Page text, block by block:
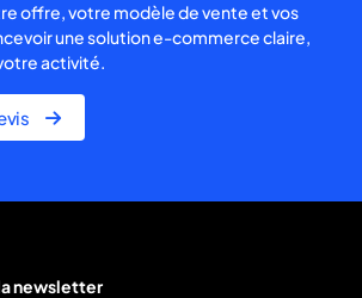
offre, votre modèle de vente et vos
une solution e-commerce claire,
activité.
newsletter